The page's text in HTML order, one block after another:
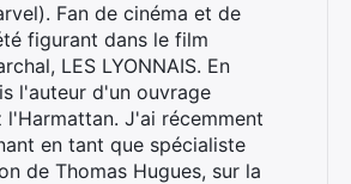
Fan de cinéma et de
figurant dans le film
LES LYONNAIS. En
l'auteur d'un ouvrage
l'Harmattan. J'ai récemment
en tant que spécialiste
de Thomas Hugues, sur la